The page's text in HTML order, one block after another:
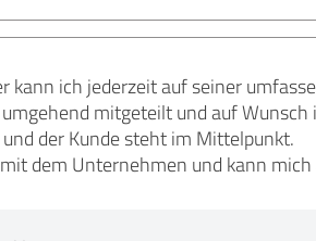
kann ich jederzeit auf seiner
mitgeteilt und auf
der Kunde steht im Mittelpunkt.
dem Unternehmen und kann